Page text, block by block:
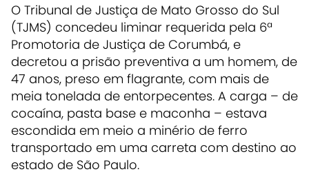
O Tribunal de Justiça de Mato Grosso do Sul
(TJMS) concedeu liminar requerida pela 6ª
Promotoria de Justiça de Corumbá, e
decretou a prisão preventiva a um homem, de
47 anos, preso em flagrante, com mais de
meia tonelada de entorpecentes. A carga – de
cocaína, pasta base e maconha – estava
escondida em meio a minério de ferro
transportado em uma carreta com destino ao
estado de São Paulo.